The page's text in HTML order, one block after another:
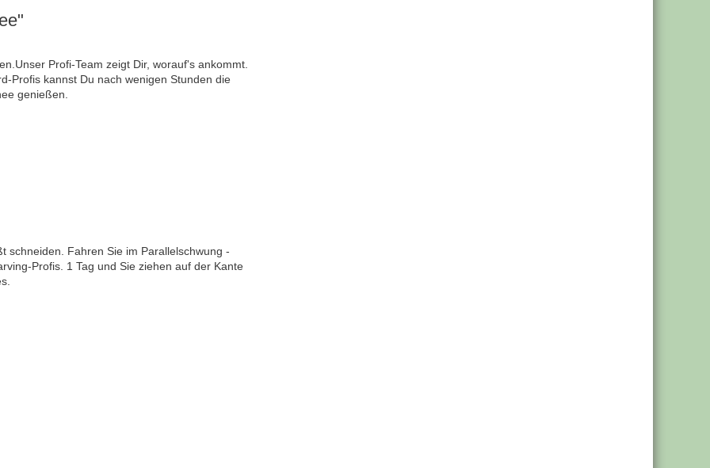
Profi-Team zeigt Dir, worauf's ankommt.
Profis kannst Du nach wenigen Stunden die
genießen.
schneiden. Fahren Sie im Parallelschwung -
Profis. 1 Tag und Sie ziehen auf der Kante